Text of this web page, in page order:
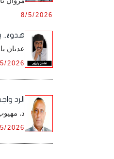
أرشيف شهر
أرشيف شهر
أرشيف شهر
8/5/2026
هدوءٌ..
عدنان
2026
الرد
د.
2026